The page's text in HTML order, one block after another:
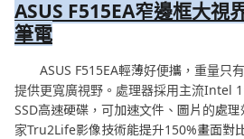
ASUS F515EA窄邊框大視
筆電
ASUS F515EA輕薄好便攜，重量只
提供更寬廣視野。處理器採用主流Intel
SSD高速硬碟，可加速文件、圖片的處
家Tru2Life影像技術能提升150%畫面對